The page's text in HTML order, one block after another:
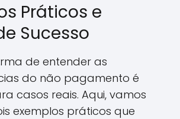
Práticos e
Sucesso
de entender as
do não pagamento é
casos reais. Aqui, vamos
exemplos práticos que